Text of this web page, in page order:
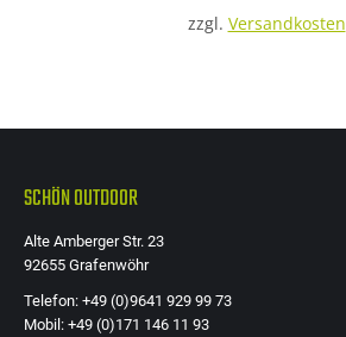
zzgl. Versandkosten
SCHÖN OUTDOOR
Alte Amberger Str. 23
92655 Grafenwöhr
Telefon: +49 (0)9641 929 99 73
Mobil: +49 (0)171 146 11 93